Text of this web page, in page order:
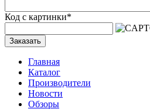
Код с картинки*
Заказать
Главная
Каталог
Производители
Новости
Обзоры